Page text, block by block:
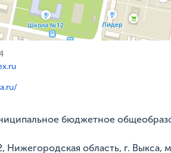
бюджетное
Нижегородская область, г. Выкса,